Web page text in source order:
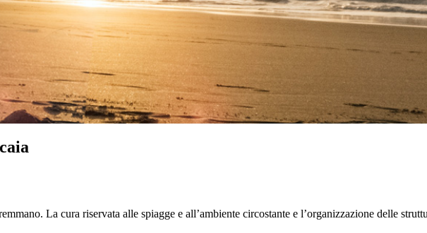
La cura riservata alle spiagge e all’ambiente circostante e l’organizzazione delle